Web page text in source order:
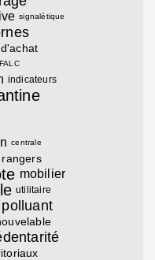
signalétique
FALC
indicateurs
centrale
mobilier
utilitaire